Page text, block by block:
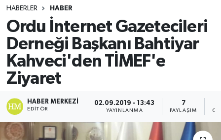
HABERLER HABER
Ordu İnternet Gazetecileri
Derneği Başkanı Bahtiyar
Kahveci'den TİMEF'e
Ziyaret
HABER MERKEZI
EDITÖR
02.09.2019 - 13:43
YAYINLANMA
7
PAYLAŞIM
Canlı Yayın
DUYURU
Erasmus
GALERİ
Genel
HABER
Namaz Vakitleri
Trafik Durumu
Süper Lig Puan Durumu ve Fikstür
Tüm Manşetler
Son Dakika Haberleri
Haber Arşivi